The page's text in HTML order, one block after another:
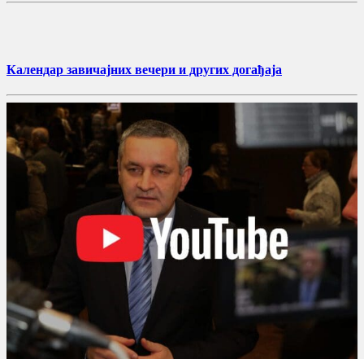
Календар завичајних вечери и других догађаја